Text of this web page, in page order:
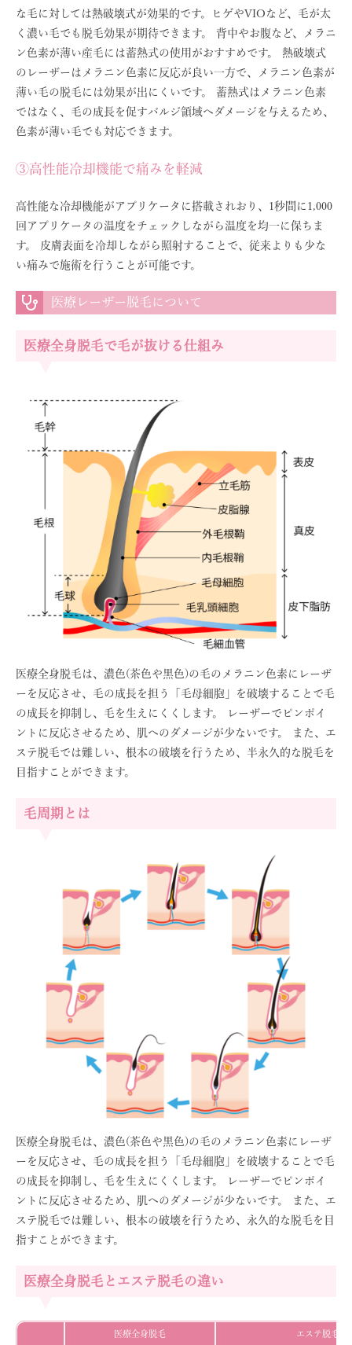
な毛に対しては熱破壊式が効果的です。ヒゲやVIOなど、毛が太
く濃い毛でも脱毛効果が期待できます。 背中やお腹など、メラニ
ン色素が薄い産毛には蓄熱式の使用がおすすめです。 熱破壊式
のレーザーはメラニン色素に反応が良い一方で、メラニン色素が
薄い毛の脱毛には効果が出にくいです。 蓄熱式はメラニン色素
ではなく、毛の成長を促すバルジ領域へダメージを与えるため、
色素が薄い毛でも対応できます。
③高性能冷却機能で痛みを軽減
高性能な冷却機能がアプリケータに搭載されおり、1秒間に1,000
回アプリケータの温度をチェックしながら温度を均一に保ちま
す。 皮膚表面を冷却しながら照射することで、従来よりも少な
い痛みで施術を行うことが可能です。
医療レーザー脱毛について
医療全身脱毛で毛が抜ける仕組み
医療全身脱毛は、濃色(茶色や黒色)の毛のメラニン色素にレーザ
ーを反応させ、毛の成長を担う「毛母細胞」を破壊することで毛
の成長を抑制し、毛を生えにくくします。 レーザーでピンポイ
ントに反応させるため、肌へのダメージが少ないです。 また、エ
ステ脱毛では難しい、根本の破壊を行うため、半永久的な脱毛を
目指すことができます。
毛周期とは
医療全身脱毛は、濃色(茶色や黒色)の毛のメラニン色素にレーザ
ーを反応させ、毛の成長を担う「毛母細胞」を破壊することで毛
の成長を抑制し、毛を生えにくくします。 レーザーでピンポイ
ントに反応させるため、肌へのダメージが少ないです。 また、エ
ステ脱毛では難しい、根本の破壊を行うため、永久的な脱毛を目
指すことができます。
医療全身脱毛とエステ脱毛の違い
医療全身脱毛 エステ脱毛